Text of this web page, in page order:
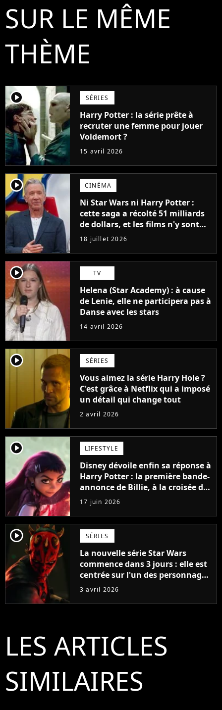
SUR LE MÊME
THÈME
player2 SÉRIES
Harry Potter : la série prête à
recruter une femme pour jouer
Voldemort ?
15 avril 2026
player2 CINÉMA
Ni Star Wars ni Harry Potter :
cette saga a récolté 51 milliards
de dollars, et les films n'y sont
pas pour grand-chose
18 juillet 2026
player2 TV
Helena (Star Academy) : à cause
de Lenie, elle ne participera pas à
Danse avec les stars
14 avril 2026
player2 SÉRIES
Vous aimez la série Harry Hole ?
C'est grâce à Netflix qui a imposé
un détail qui change tout
2 avril 2026
player2 LIFESTYLE
Disney dévoile enfin sa réponse à
Harry Potter : la première bande-
annonce de Billie, à la croisée des
mondes est magique
17 juin 2026
player2 SÉRIES
La nouvelle série Star Wars
commence dans 3 jours : elle est
centrée sur l'un des personnages
les plus fascinants de toute la
3 avril 2026
LES ARTICLES
SIMILAIRES